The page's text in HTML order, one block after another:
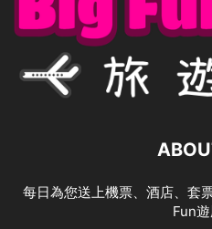
每日為您送上機票、酒店、套
Fun遊